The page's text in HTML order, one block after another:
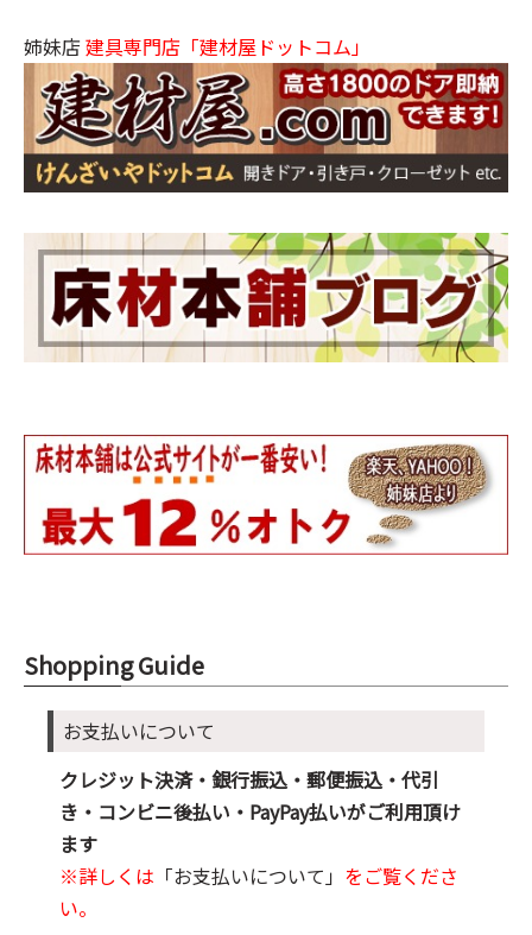
姉妹店 建具専門店「建材屋ドットコム」
Shopping Guide
お支払いについて
クレジット決済・銀行振込・郵便振込・代引
き・コンビニ後払い・PayPay払いがご利用頂け
ます
※詳しくは 「お支払いについて」 をご覧くださ
い。